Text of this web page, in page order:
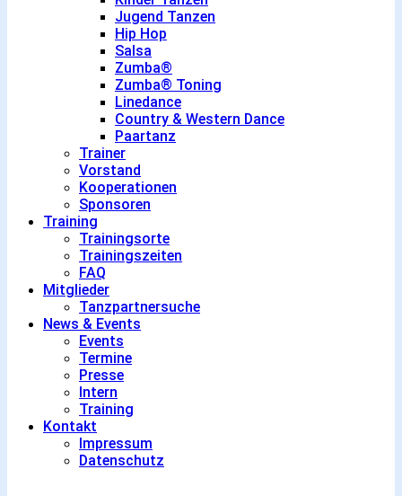
Jugend Tanzen
Hip Hop
Salsa
Zumba®
Zumba® Toning
Linedance
Country & Western Dance
Paartanz
Trainer
Vorstand
Kooperationen
Sponsoren
Training
Trainingsorte
Trainingszeiten
FAQ
Mitglieder
Tanzpartnersuche
News & Events
Events
Termine
Presse
Intern
Training
Kontakt
Impressum
Datenschutz